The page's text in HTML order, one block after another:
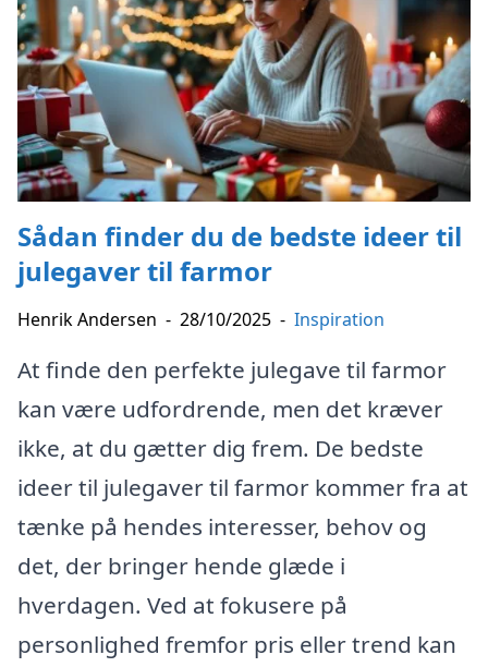
Sådan finder du de bedste ideer til
julegaver til farmor
Henrik Andersen - 28/10/2025 - Inspiration
At finde den perfekte julegave til farmor
kan være udfordrende, men det kræver
ikke, at du gætter dig frem. De bedste
ideer til julegaver til farmor kommer fra at
tænke på hendes interesser, behov og
det, der bringer hende glæde i
hverdagen. Ved at fokusere på
personlighed fremfor pris eller trend kan